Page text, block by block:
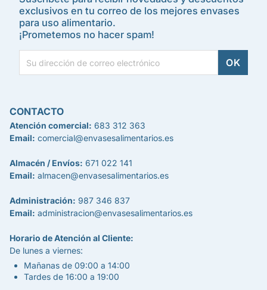
exclusivos en tu correo de los mejores envases
para uso alimentario.
¡Prometemos no hacer spam!
CONTACTO
Atención comercial: 683 312 363
Email: comercial@envasesalimentarios.es
Almacén / Envíos: 671 022 141
Email: almacen@envasesalimentarios.es
Administración: 987 346 837
Email: administracion@envasesalimentarios.es
Horario de Atención al Cliente:
De lunes a viernes:
Mañanas de 09:00 a 14:00
Tardes de 16:00 a 19:00